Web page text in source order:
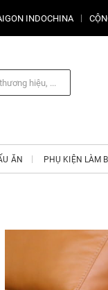
INDOCHINA
ĂN PHỤ KIỆN LÀM